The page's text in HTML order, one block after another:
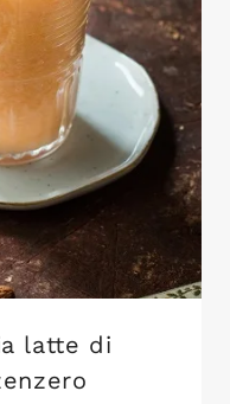
latte di